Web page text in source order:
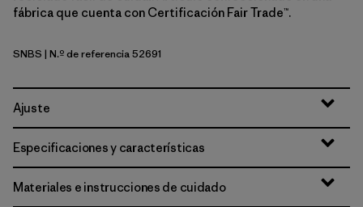
fábrica que cuenta con Certificación Fair Trade™.
Suns: Blue Sage
SNBS | N.º de referencia 52691
Ajuste
Especificaciones y características
Materiales e instrucciones de cuidado